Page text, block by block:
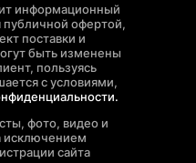
информационный
публичной офертой,
поставки и
быть изменены
пользуясь
с условиями,
фото, видео и
исключением
сайта